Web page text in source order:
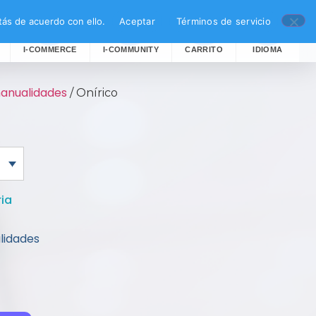
I-COMMERCE I-COMMUNITY CARRITO IDIOMA
/ Onírico
de acuerdo con ello. Aceptar Términos de servicio